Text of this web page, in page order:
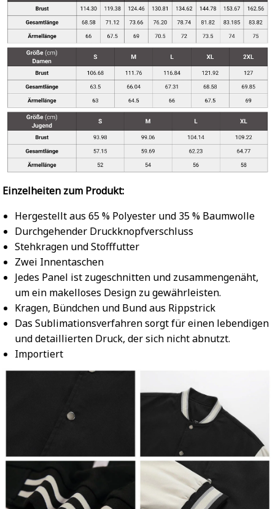
Einzelheiten zum Produkt:
Hergestellt aus 65 % Polyester und 35 % Baumwolle
Durchgehender Druckknopfverschluss
Stehkragen und Stofffutter
Zwei Innentaschen
Jedes Panel ist zugeschnitten und zusammengenäht,
um ein makelloses Design zu gewährleisten.
Kragen, Bündchen und Bund aus Rippstrick
Das Sublimationsverfahren sorgt für einen lebendigen
und detaillierten Druck, der sich nicht abnutzt.
Importiert